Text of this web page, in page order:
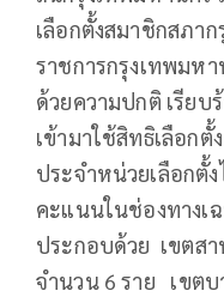
เลือกตั้งสมาชิกสภา
ราชการกรุงเทพมห
ด้วยความปกติ เรียบ
เข้ามาใช้สิทธิเลือกตั้
ประจำหน่วยเลือกตั้
คะแนนในช่องทางเ
ประกอบด้วย เขตส
จำนวน 6 ราย เขตบ